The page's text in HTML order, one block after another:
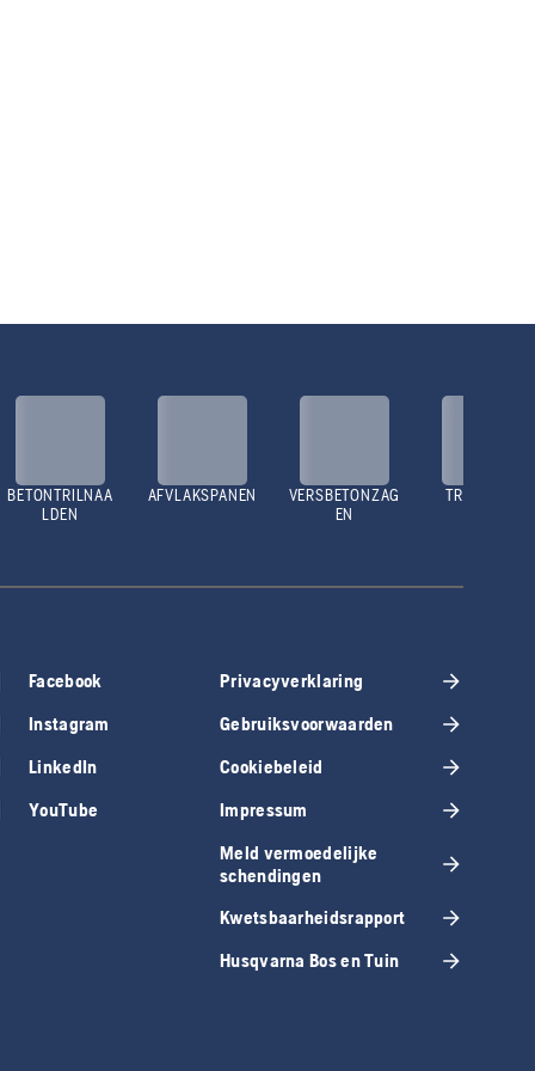
BETONTRILNAA
LDEN
AFVLAKSPANEN
VERSBETONZAG
EN
TRILPLATEN
Facebook
Instagram
LinkedIn
YouTube
Privacyverklaring
Gebruiksvoorwaarden
Cookiebeleid
Impressum
Meld vermoedelijke
schendingen
Kwetsbaarheidsrapport
Husqvarna Bos en Tuin